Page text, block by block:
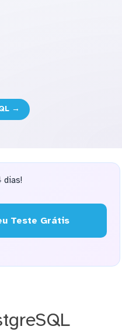
→
dias!
Teste Grátis